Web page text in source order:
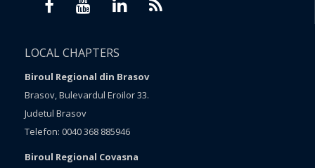
LOCAL CHAPTERS
Biroul Regional din Brasov
Brasov, Bulevardul Eroilor 33.
Judetul Brasov
Telefon: 0040 368 885946
Biroul Regional Covasna